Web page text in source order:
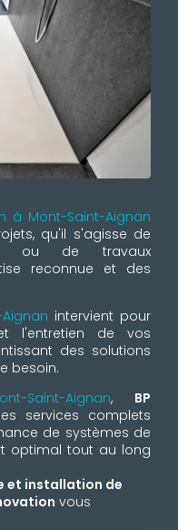
à Mont-Saint-Aignan
qu'il s'agisse de
ou de travaux
reconnue et des
intervient pour
l'entretien de vos
des solutions
besoin.
Saint-Aignan, BP
services complets
de systèmes de
optimal tout au long
et installation de
vous